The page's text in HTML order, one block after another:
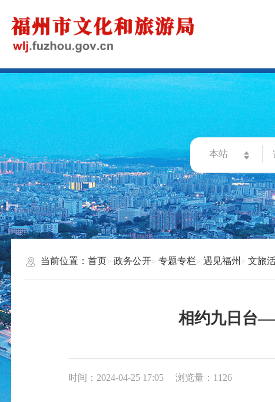
当前位置：首页 政务公开 专题专栏 遇见福州 文旅
相约九日台
时间：2024-04-25 17:05 浏览量：1126